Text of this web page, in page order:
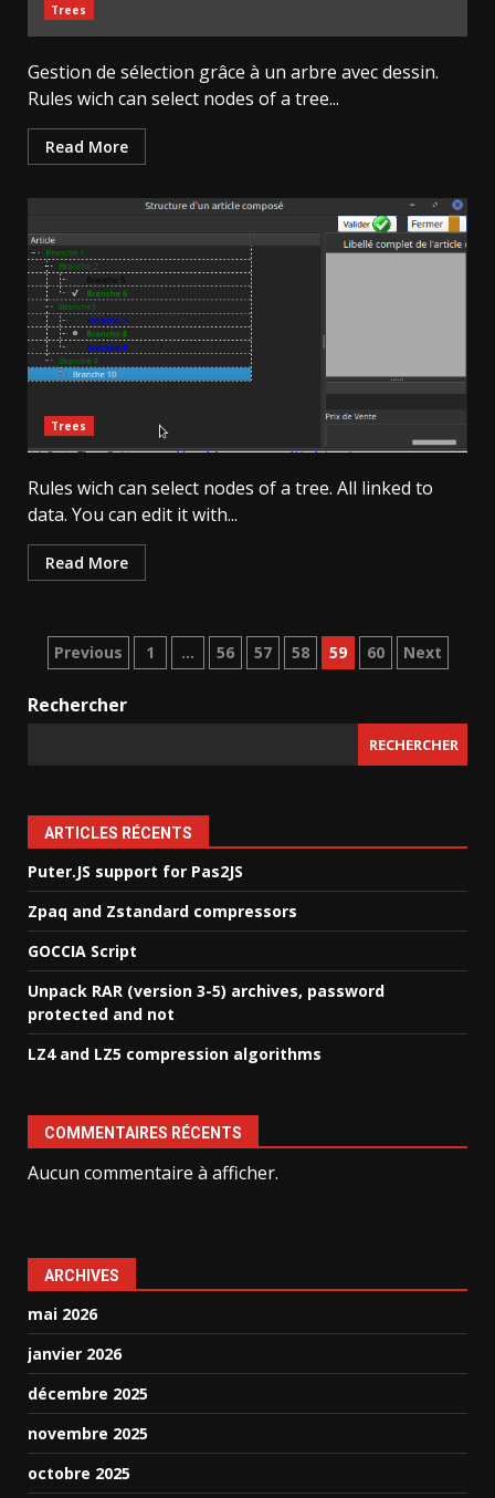
Trees
Gestion de sélection grâce à un arbre avec dessin.
Rules wich can select nodes of a tree...
Read More
Trees
Rules wich can select nodes of a tree. All linked to
data. You can edit it with...
Read More
Pagination
des
Previous 1 … 56 57 58 59 60 Next
Rechercher
RECHERCHER
ARTICLES RÉCENTS
Puter.JS support for Pas2JS
Zpaq and Zstandard compressors
GOCCIA Script
Unpack RAR (version 3-5) archives, password
protected and not
LZ4 and LZ5 compression algorithms
COMMENTAIRES RÉCENTS
Aucun commentaire à afficher.
ARCHIVES
mai 2026
janvier 2026
décembre 2025
novembre 2025
octobre 2025